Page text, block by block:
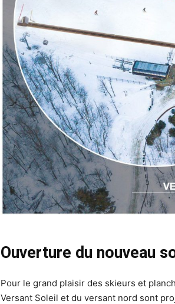
Ouverture du nouveau
Pour le grand plaisir des skieurs et
Versant Soleil et du versant nord sont